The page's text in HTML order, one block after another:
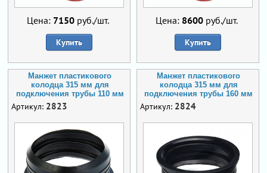
Цена: 7150руб./шт.
Купить
Цена: 8600руб./шт.
Купить
Манжет пластикового
колодца 315 мм для
подключения трубы 110 мм
Артикул: 2823
Манжет пластикового
колодца 315 мм для
подключения трубы 160 мм
Артикул: 2824